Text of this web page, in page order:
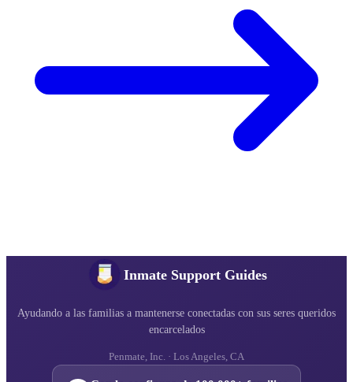
Inmate Support Guides
Ayudando a las familias a mantenerse conectadas con sus seres queridos
encarcelados
Penmate, Inc. · Los Angeles, CA